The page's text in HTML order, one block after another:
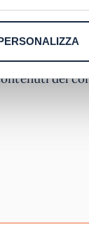
per
studenti di
a
con
del